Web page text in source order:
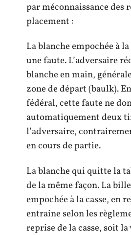
par méconnaissance des
placement :
La blanche empochée à
une faute. L’adversaire
blanche en main,
zone de départ (baulk).
fédéral, cette faute ne
automatiquement deux
l’adversaire,
en cours de partie.
La blanche qui quitte la
de la même façon. La
empochée à la casse, en
entraine selon les
reprise de la casse, soit